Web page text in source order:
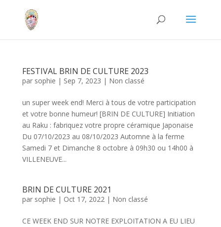
FESTIVAL BRIN DE CULTURE 2023
par sophie | Sep 7, 2023 | Non classé
un super week end! Merci à tous de votre participation
et votre bonne humeur! [BRIN DE CULTURE] Initiation
au Raku : fabriquez votre propre céramique Japonaise
Du 07/10/2023 au 08/10/2023 Automne à la ferme
Samedi 7 et Dimanche 8 octobre à 09h30 ou 14h00 à
VILLENEUVE...
BRIN DE CULTURE 2021
par sophie | Oct 17, 2022| Non classé
CE WEEK END SUR NOTRE EXPLOITATION A EU LIEU